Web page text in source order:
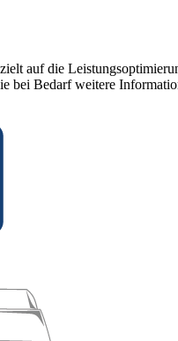
auf die
bei Bedarf weitere